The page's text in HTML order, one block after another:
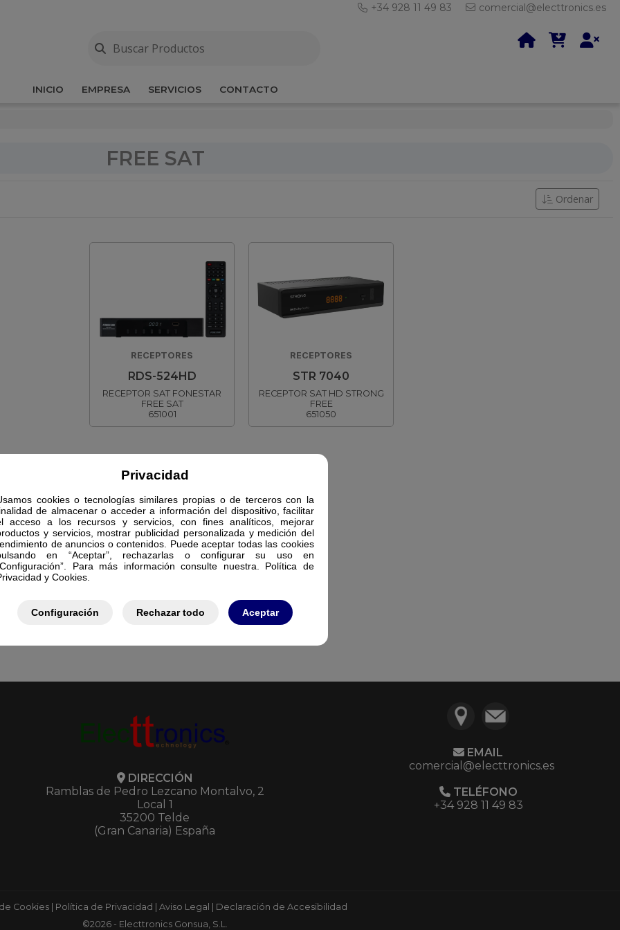
Privacidad
cookies o tecnologías similares propias o de terceros con la
de almacenar o acceder a información del dispositivo, facilitar
acceso a los recursos y servicios, con fines analíticos, mejorar
y servicios, mostrar publicidad personalizada y medición del
de anuncios o contenidos. Puede aceptar todas las cookies
en “Aceptar”, rechazarlas o configurar su uso en
Para más información consulte nuestra. Política de
y Cookies.
Configuración Rechazar todo Aceptar
+34 928 11 49 83 comercial@electtronics.es
INICIO EMPRESA SERVICIOS CONTACTO
FREE SAT
Ordenar
RECEPTORES
RDS-524HD
RECEPTOR SAT FONESTAR
FREE SAT
651001
RECEPTORES
STR 7040
RECEPTOR SAT HD STRONG
FREE
651050
DIRECCIÓN
Ramblas de Pedro Lezcano Montalvo, 2
Local 1
35200 Telde
(Gran Canaria) España
EMAIL
comercial@electtronics.es
TELÉFONO
+34 928 11 49 83
Cookies| Política de Privacidad Aviso Legal
Declaración de Accesibilidad
©2026 - Electtronics Gonsua, S.L.